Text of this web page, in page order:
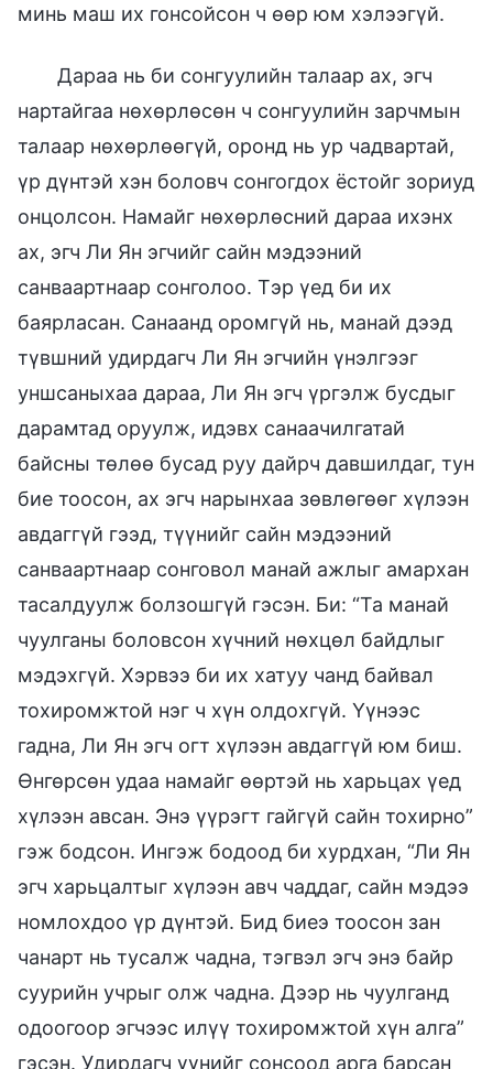
минь маш их гонсойсон ч өөр юм хэлээгүй.
Дараа нь би сонгуулийн талаар ах, эгч
нартайгаа нөхөрлөсөн ч сонгуулийн зарчмын
талаар нөхөрлөөгүй, оронд нь ур чадвартай,
үр дүнтэй хэн боловч сонгогдох ёстойг зориуд
онцолсон. Намайг нөхөрлөсний дараа ихэнх
ах, эгч Ли Ян эгчийг сайн мэдээний
санваартнаар сонголоо. Тэр үед би их
баярласан. Санаанд оромгүй нь, манай дээд
түвшний удирдагч Ли Ян эгчийн үнэлгээг
уншсаныхаа дараа, Ли Ян эгч үргэлж бусдыг
дарамтад оруулж, идэвх санаачилгатай
байсны төлөө бусад руу дайрч давшилдаг, тун
бие тоосон, ах эгч нарынхаа зөвлөгөөг хүлээн
авдаггүй гээд, түүнийг сайн мэдээний
санваартнаар сонговол манай ажлыг амархан
тасалдуулж болзошгүй гэсэн. Би: “Та манай
чуулганы боловсон хүчний нөхцөл байдлыг
мэдэхгүй. Хэрвээ би их хатуу чанд байвал
тохиромжтой нэг ч хүн олдохгүй. Үүнээс
гадна, Ли Ян эгч огт хүлээн авдаггүй юм биш.
Өнгөрсөн удаа намайг өөртэй нь харьцах үед
хүлээн авсан. Энэ үүрэгт гайгүй сайн тохирно”
гэж бодсон. Ингэж бодоод би хурдхан, “Ли Ян
эгч харьцалтыг хүлээн авч чаддаг, сайн мэдээ
номлохдоо үр дүнтэй. Бид биеэ тоосон зан
чанарт нь тусалж чадна, тэгвэл эгч энэ байр
суурийн учрыг олж чадна. Дээр нь чуулганд
одоогоор эгчээс илүү тохиромжтой хүн алга”
гэсэн. Удирдагч үүнийг сонсоод арга барсан